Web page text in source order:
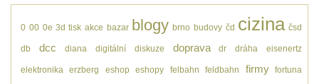
0 00 0e 3d tisk akce bazar blogy brno budovy čd cizina čsd
db dcc diana digitální diskuze doprava dr dráha eisenertz
elektronika erzberg eshop eshopy felbahn feldbahn firmy fortuna